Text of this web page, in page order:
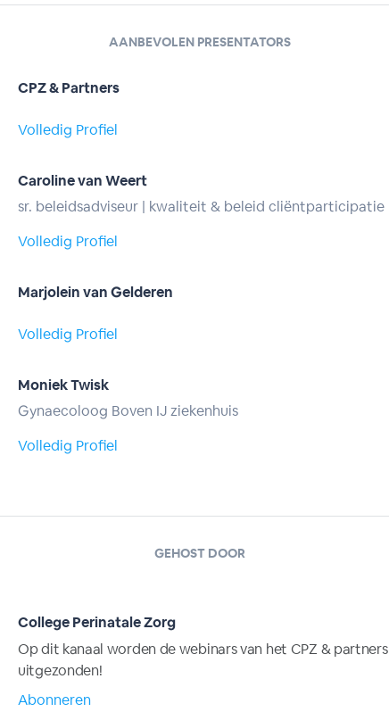
AANBEVOLEN PRESENTATORS
CPZ & Partners
Volledig Profiel
Caroline van Weert
sr. beleidsadviseur | kwaliteit & beleid cliëntparticipatie
Volledig Profiel
Marjolein van Gelderen
Volledig Profiel
Moniek Twisk
Gynaecoloog Boven IJ ziekenhuis
Volledig Profiel
GEHOST DOOR
College Perinatale Zorg
Op dit kanaal worden de webinars van het CPZ & partners
uitgezonden!
Abonneren